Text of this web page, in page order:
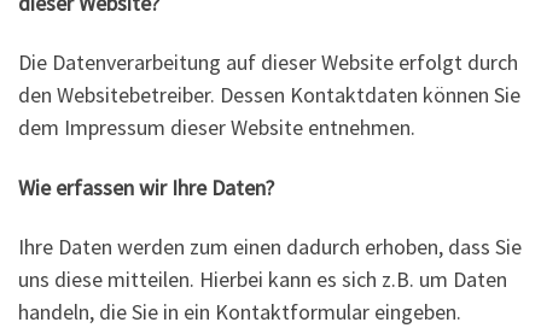
Die Datenverarbeitung auf dieser Website erfolgt durch
den Websitebetreiber. Dessen Kontaktdaten können Sie
dem Impressum dieser Website entnehmen.
Wie erfassen wir Ihre Daten?
Ihre Daten werden zum einen dadurch erhoben, dass Sie
uns diese mitteilen. Hierbei kann es sich z.B. um Daten
handeln, die Sie in ein Kontaktformular eingeben.